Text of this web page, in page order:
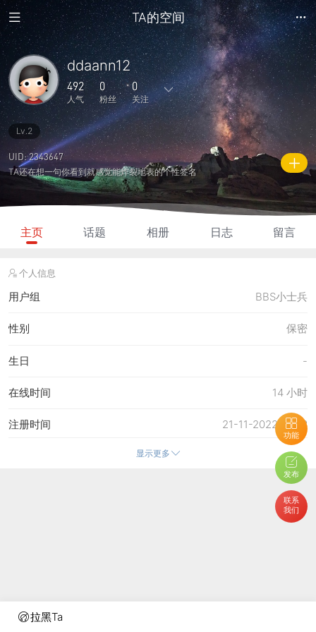
拉黑Ta
TA的空间
功能
发布
联系
我们
ddaann12
492
人气
0
粉丝
0
关注
5
主题
0
回复
0
日志
0
相册
0
好友
0 0
关注
0
说说
492
人气
130
积分
Lv.2
UID: 2343647
TA还在想一句你看到就感觉能炸裂地表的个性签名
主页 话题 相册 日志 留言
个人信息
用户组 BBS小士兵
保密
性别
-
生日
14 小时
在线时间
21-11-2022 15:43
注册时间
28-6-2026 14:23
23-6-2026 14:55
3-6-2026 12:39
显示更多